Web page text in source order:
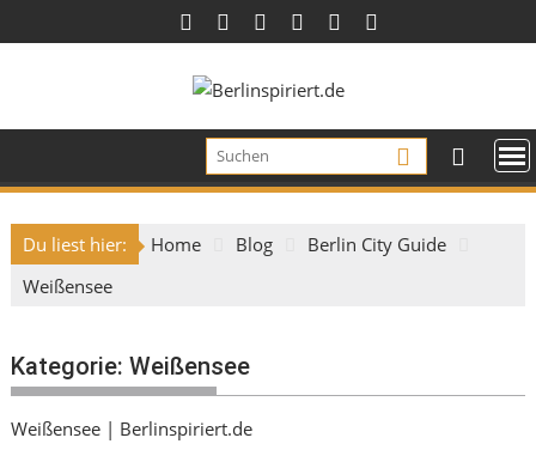
to
Du liest hier: Home Blog
Berlin City Guide
Weißensee
Kategorie:Weißensee
Weißensee | Berlinspiriert.de